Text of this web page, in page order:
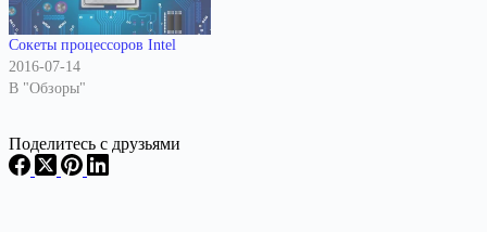
Сокеты процессоров Intel
2016-07-14
В "Обзоры"
Поделитесь с друзьями